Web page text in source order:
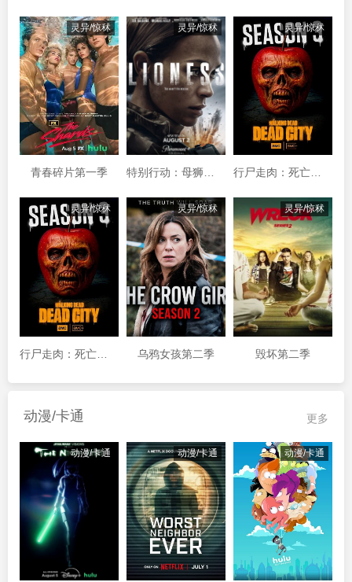
灵异/惊秫
青春碎片第一季
灵异/惊秫 灵异/惊秫
行尸走肉：死亡之城第三季
灵异/惊秫 灵异/惊秫
乌鸦女孩第二季
灵异/惊秫
毁坏第二季
更多
动漫/卡通
动漫/卡通 动漫/卡通 动漫/卡通